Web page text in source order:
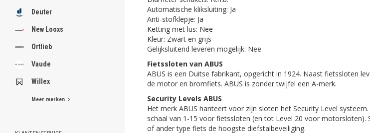
Deuter
New Looxs
Ortlieb
Vaude
Willex
Meer merken
Automatische kliksluiting: Ja
Anti-stofklepje: Ja
Ketting met lus: Nee
Kleur: Zwart en grijs
Gelijksluitend leveren mogelijk: Nee
Fietssloten van ABUS
ABUS is een Duitse fabrikant, opgericht in 1924. Naast fietssloten
de motor en bromfiets. ABUS is zonder twijfel een A-merk.
Security Levels ABUS
Het merk ABUS hanteert voor zijn sloten het Security Level
schaal van 1-15 voor fietssloten (en tot Level 20 voor motorsloten).
of ander type fiets de hoogste diefstalbeveiliging.